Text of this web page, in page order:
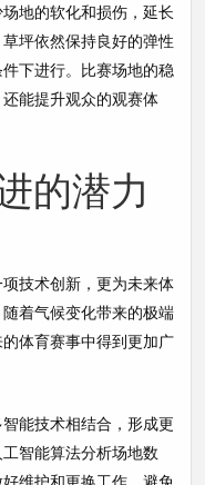
地的软化和损伤，延长
坪依然保持良好的弹性
下进行。比赛场地的稳
能提升观众的观赛体
的潜力
技术创新，更为未来体
着气候变化带来的极端
体育赛事中得到更加广
能技术相结合，形成更
智能算法分析场地数